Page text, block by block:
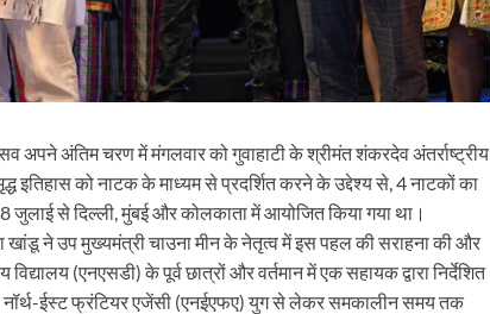
अपने अंतिम चरण में मंगलवार को गुवाहाटी के श्रीमंत शंकरदेव अंतर्राष्ट्रीय
को नाटक के माध्यम से प्रदर्शित करने के उद्देश्य से, 4 नाटकों का
जुलाई से दिल्ली, मुंबई और कोलकाता में आयोजित किया गया था।
खांडू ने उप मुख्यमंत्री चाउना मीन के नेतृत्व में इस पहल की सराहना की और
(एनएसडी) के पूर्व छात्रों और वर्तमान में एक सहायक द्वारा निर्देशित
नॉर्थ-ईस्ट फ्रंटियर एजेंसी (एनईएफए) युग से लेकर समकालीन समय तक